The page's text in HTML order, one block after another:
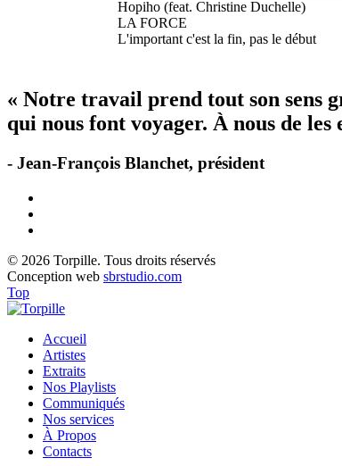
Hopiho (feat. Christine Duchelle)
LA FORCE
L'important c'est la fin, pas le début
« Notre travail prend tout son sens
qui nous font voyager. À nous de
- Jean-François Blanchet, président
© 2026 Torpille. Tous droits réservés
Conception web sbrstudio.com
Top
Accueil
Artistes
Extraits
Nos Playlists
Communiqués
Nos services
À Propos
Contacts